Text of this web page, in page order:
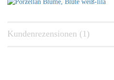
Kundenrezensionen (1)